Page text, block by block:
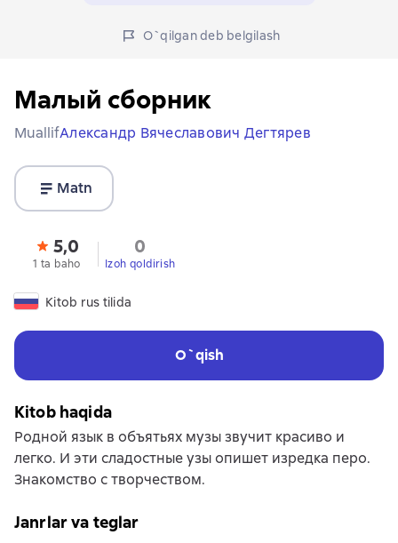
O`qilgan deb belgilash
Малый сборник
MuallifАлександр Вячеславович Дегтярев
Matn
5,0
1 ta baho
0
Izoh qoldirish
Kitob rus tilida
O`qish
Kitob haqida
Родной язык в объятьях музы звучит красиво и
легко. И эти сладостные узы опишет изредка перо.
Знакомство с творчеством.
Janrlar va teglar